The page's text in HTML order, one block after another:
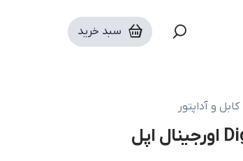
سبد خرید
کابل و آداپتور